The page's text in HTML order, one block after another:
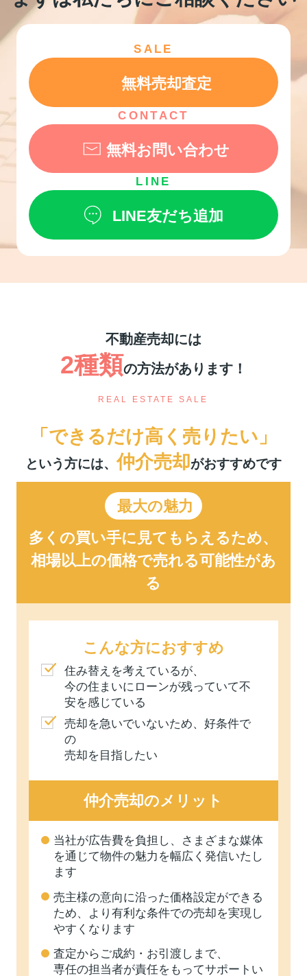
SALE
無料売却査定
CONTACT
無料お問い合わせ
LINE
LINE友だち追加
不動産売却には
2種類の方法があります！
REAL ESTATE SALE
「できるだけ高く売りたい」
という方には、仲介売却がおすすめです
最大の魅力
多くの買い手に見てもらえるため、
相場以上の価格で売れる可能性があ
る
こんな方におすすめ
住み替えを考えているが、
今の住まいにローンが残っていて不
安を感じている
売却を急いでいないため、好条件で
の
売却を目指したい
仲介売却のメリット
当社が広告費を負担し、さまざまな媒体
を通じて物件の魅力を幅広く発信いたし
ます
売主様の意向に沿った価格設定ができる
ため、より有利な条件での売却を実現し
やすくなります
査定からご成約・お引渡しまで、
専任の担当者が責任をもってサポートい